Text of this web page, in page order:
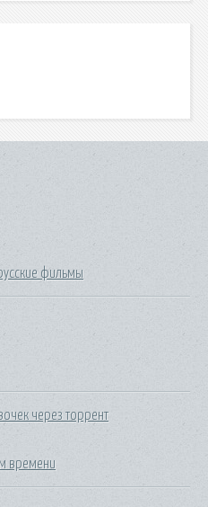
фильмы
через торрент
времени